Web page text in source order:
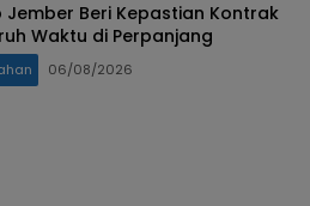
Jember Beri Kepastian Kontrak
Waktu di Perpanjang
06/08/2026